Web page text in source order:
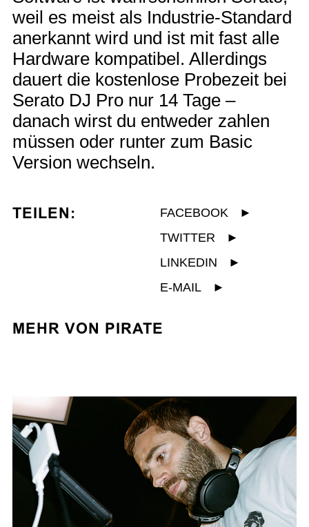
weil es meist als Industrie-Standard
anerkannt wird und ist mit fast alle
Hardware kompatibel. Allerdings
dauert die kostenlose Probezeit bei
Serato DJ Pro nur 14 Tage –
danach wirst du entweder zahlen
müssen oder runter zum Basic
Version wechseln.
TEILEN: FACEBOOK
►
TWITTER
►
LINKEDIN
►
E-MAIL
►
MEHR VON PIRATE